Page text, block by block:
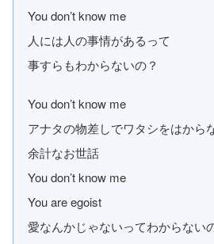
You don’t know me
人には人の事情があるって
事すらもわからないの？
You don’t know me
アナタの物差しでワタシをはから
余計なお世話
You don’t know me
You are egoist
愛なんかじゃないってわからない